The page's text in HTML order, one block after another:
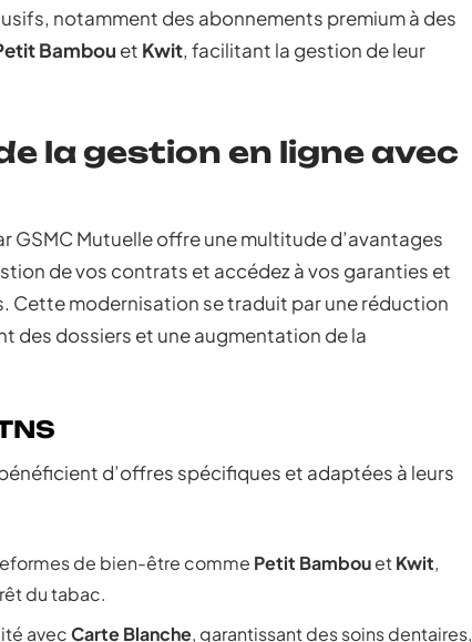
notamment des abonnements premium à des
Bambou et Kwit, facilitant la gestion de leur
la gestion en ligne avec
GSMC Mutuelle offre une multitude d’avantages
de vos contrats et accédez à vos garanties et
Cette modernisation se traduit par une réduction
des dossiers et une augmentation de la
d’offres spécifiques et adaptées à leurs
de bien-être comme Petit BambouetKwit,
du tabac.
avecCarte Blanche, garantissant des soins dentaires,